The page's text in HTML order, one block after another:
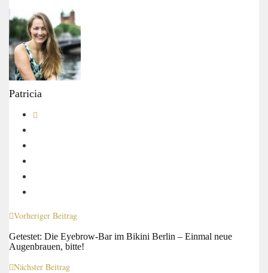
Patricia
Vorheriger Beitrag
Getestet: Die Eyebrow-Bar im Bikini Berlin – Einmal neue
Augenbrauen, bitte!
Nächster Beitrag